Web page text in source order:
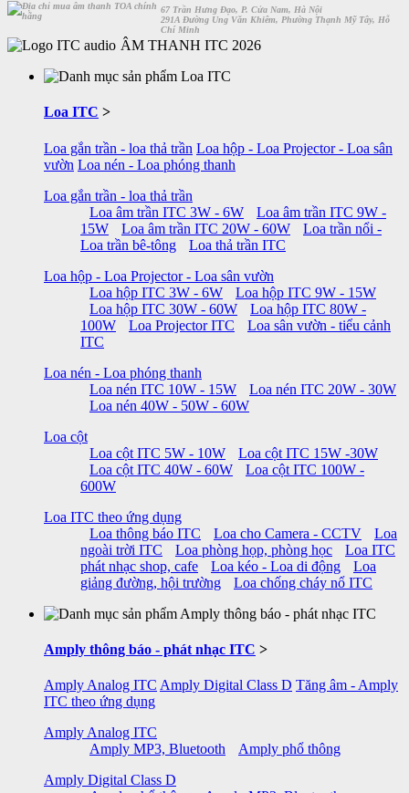
67 Trần Hưng Đạo, P. Cửa Nam, Hà Nội
291A Đường Ung Văn Khiêm, Phường Thạnh Mỹ Tây, Hỗ
Chí Minh
ÂM THANH ITC 2026
Loa ITC >
Loa gắn trần - loa thả trần Loa hộp - Loa Projector - Loa sân
vườn Loa nén - Loa phóng thanh
Loa gắn trần - loa thả trần
Loa âm trần ITC 3W - 6W
Loa âm trần ITC 9W -
15W
Loa âm trần ITC 20W - 60W
Loa trần nổi -
Loa trần bê-tông
Loa thả trần ITC
Loa hộp - Loa Projector - Loa sân vườn
Loa hộp ITC 3W - 6W
Loa hộp ITC 9W - 15W
Loa hộp ITC 30W - 60W
Loa hộp ITC 80W -
100W
Loa Projector ITC
Loa sân vườn - tiểu cảnh
ITC
Loa nén - Loa phóng thanh
Loa nén ITC 10W - 15W
Loa nén ITC 20W - 30W
Loa nén 40W - 50W - 60W
Loa cột
Loa cột ITC 5W - 10W
Loa cột ITC 15W -30W
Loa cột ITC 40W - 60W
Loa cột ITC 100W -
600W
Loa ITC theo ứng dụng
Loa thông báo ITC
Loa cho Camera - CCTV
Loa
ngoài trời ITC
Loa phòng họp, phòng học
Loa ITC
phát nhạc shop, cafe
Loa kéo - Loa di động
Loa
giảng đường, hội trường
Loa chống cháy nổ ITC
Amply thông báo - phát nhạc ITC >
Amply Analog ITC Amply Digital Class D Tăng âm - Amply
ITC theo ứng dụng
Amply Analog ITC
Amply MP3, Bluetooth
Amply phổ thông
Amply Digital Class D